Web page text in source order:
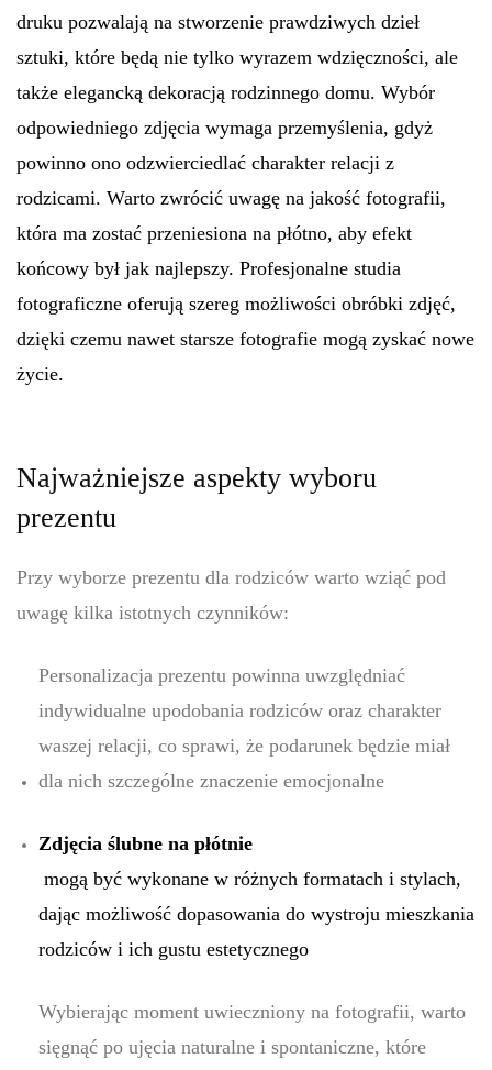
druku pozwalają na stworzenie prawdziwych dzieł
sztuki, które będą nie tylko wyrazem wdzięczności, ale
także elegancką dekoracją rodzinnego domu. Wybór
odpowiedniego zdjęcia wymaga przemyślenia, gdyż
powinno ono odzwierciedlać charakter relacji z
rodzicami. Warto zwrócić uwagę na jakość fotografii,
która ma zostać przeniesiona na płótno, aby efekt
końcowy był jak najlepszy. Profesjonalne studia
fotograficzne oferują szereg możliwości obróbki zdjęć,
dzięki czemu nawet starsze fotografie mogą zyskać nowe
życie.
Najważniejsze aspekty wyboru
prezentu
Przy wyborze prezentu dla rodziców warto wziąć pod
uwagę kilka istotnych czynników:
Personalizacja prezentu powinna uwzględniać
indywidualne upodobania rodziców oraz charakter
waszej relacji, co sprawi, że podarunek będzie miał
dla nich szczególne znaczenie emocjonalne
Zdjęcia ślubne na płótnie
mogą być wykonane w różnych formatach i stylach,
dając możliwość dopasowania do wystroju mieszkania
rodziców i ich gustu estetycznego
Wybierając moment uwieczniony na fotografii, warto
sięgnąć po ujęcia naturalne i spontaniczne, które